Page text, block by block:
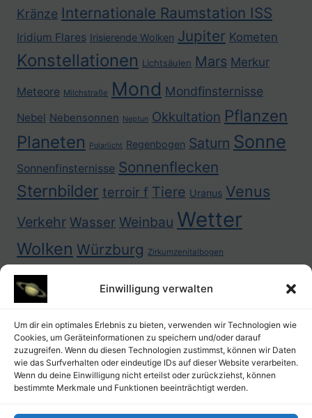
Einwilligung verwalten
Um dir ein optimales Erlebnis zu bieten, verwenden wir Technologien wie
Cookies, um Geräteinformationen zu speichern und/oder darauf
zuzugreifen. Wenn du diesen Technologien zustimmst, können wir Daten
wie das Surfverhalten oder eindeutige IDs auf dieser Website verarbeiten.
Wenn du deine Einwilligung nicht erteilst oder zurückziehst, können
bestimmte Merkmale und Funktionen beeinträchtigt werden.
Kränze Internationale Raumstation ISS
Iridium Flares Irisierende Wolken Jupiter Kometen
Konstellationen Lichtsäulen Mars Merkur
Meteore Milchstraße Mond Mondfinsternisse
Nebel Nebensonnen Neptun Okkultation Pflanzen
Planeten Polarlicht Regenbogen Saturn Sonne
Sonnenfinsternisse Sonnenflecken
Sternbilder terroir f Tiere Uranus Venus
Verkehr Wasser Weinbau Wetter
Wolken Würzburg Zirkumzenitalbogen